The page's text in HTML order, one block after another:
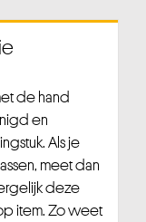
de hand
en
Als je
meet dan
deze
item. Zo weet